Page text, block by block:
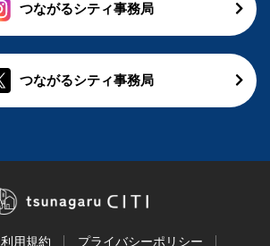
つながるシティ事務局
つながるシティ事務局
利用規約 プライバシーポリシー